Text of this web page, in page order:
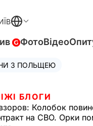
ФотоВідео
З ПОЛЬЩЕЮ
БЛОГИ
Колобок
на СВО. Орки